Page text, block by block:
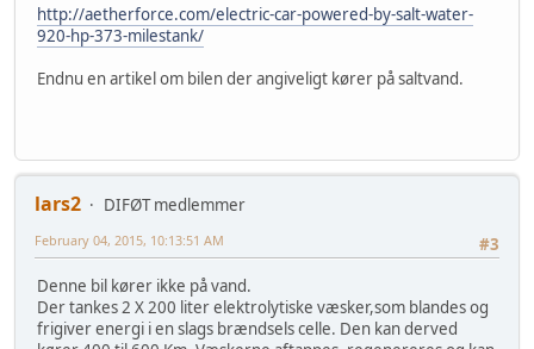
http://aetherforce.com/electric-car-powered-by-salt-water-
920-hp-373-milestank/
Endnu en artikel om bilen der angiveligt kører på saltvand.
lars2
DIFØT medlemmer
#3
February 04, 2015, 10:13:51 AM
Denne bil kører ikke på vand.
Der tankes 2 X 200 liter elektrolytiske væsker,som blandes og
frigiver energi i en slags brændsels celle. Den kan derved